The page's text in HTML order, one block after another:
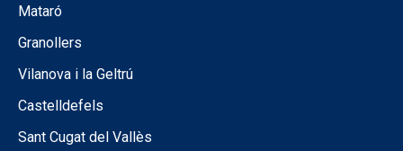
Mataró
Granollers
Vilanova i la Geltrú
Castelldefels
Sant Cugat del Vallès